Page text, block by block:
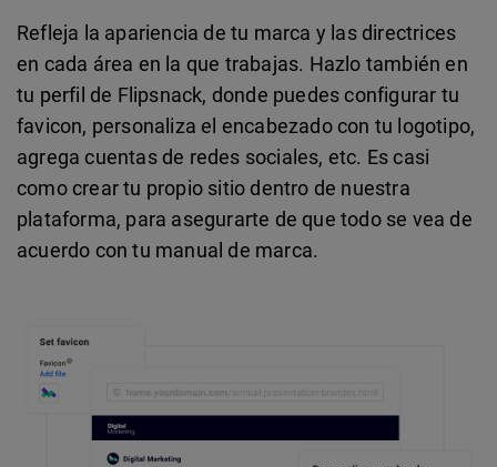
Refleja la apariencia de tu marca y las directrices
en cada área en la que trabajas. Hazlo también en
tu perfil de Flipsnack, donde puedes configurar tu
favicon, personaliza el encabezado con tu logotipo,
agrega cuentas de redes sociales, etc. Es casi
como crear tu propio sitio dentro de nuestra
plataforma, para asegurarte de que todo se vea de
acuerdo con tu manual de marca.